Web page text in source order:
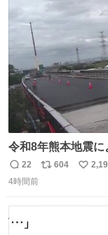
数
令和8年熊本地震
（下り線）の復旧
で、橋りょうと盛
返
信
22
リ
604
い
4時間前